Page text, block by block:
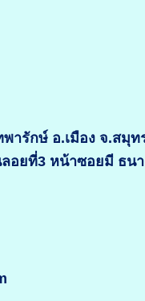
ารักษ์ อ.เมือง จ.สมุท
อยที่3 หน้าซอยมี ธ